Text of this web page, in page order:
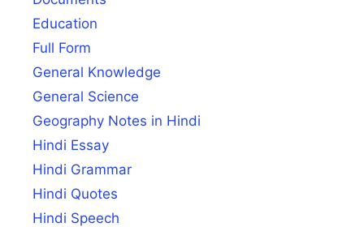
Education
Full Form
General Knowledge
General Science
Geography Notes in Hindi
Hindi Essay
Hindi Grammar
Hindi Quotes
Hindi Speech